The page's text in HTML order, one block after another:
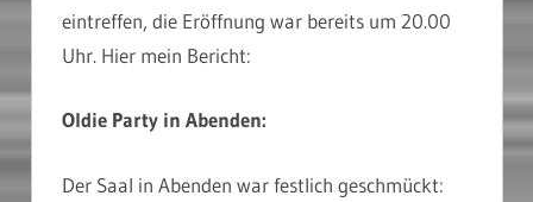
eintreffen, die Eröffnung war bereits um 20.00
Uhr. Hier mein Bericht:
Oldie Party in Abenden:
Der Saal in Abenden war festlich geschmückt: